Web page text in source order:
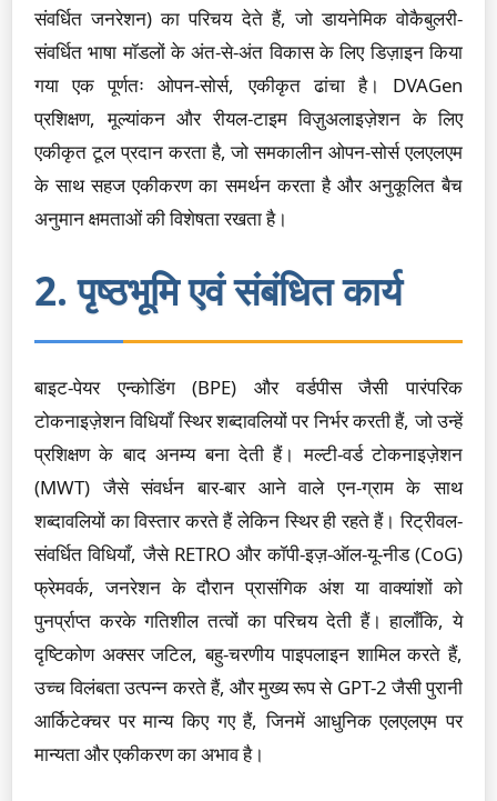
संवर्धित जनरेशन) का परिचय देते हैं, जो डायनेमिक वोकैबुलरी-
संवर्धित भाषा मॉडलों के अंत-से-अंत विकास के लिए डिज़ाइन किया
गया एक पूर्णतः ओपन-सोर्स, एकीकृत ढांचा है। DVAGen
प्रशिक्षण, मूल्यांकन और रीयल-टाइम विज़ुअलाइज़ेशन के लिए
एकीकृत टूल प्रदान करता है, जो समकालीन ओपन-सोर्स एलएलएम
के साथ सहज एकीकरण का समर्थन करता है और अनुकूलित बैच
अनुमान क्षमताओं की विशेषता रखता है।
2. पृष्ठभूमि एवं संबंधित कार्य
बाइट-पेयर एन्कोडिंग (BPE) और वर्डपीस जैसी पारंपरिक
टोकनाइज़ेशन विधियाँ स्थिर शब्दावलियों पर निर्भर करती हैं, जो उन्हें
प्रशिक्षण के बाद अनम्य बना देती हैं। मल्टी-वर्ड टोकनाइज़ेशन
(MWT) जैसे संवर्धन बार-बार आने वाले एन-ग्राम के साथ
शब्दावलियों का विस्तार करते हैं लेकिन स्थिर ही रहते हैं। रिट्रीवल-
संवर्धित विधियाँ, जैसे RETRO और कॉपी-इज़-ऑल-यू-नीड (CoG)
फ्रेमवर्क, जनरेशन के दौरान प्रासंगिक अंश या वाक्यांशों को
पुनर्प्राप्त करके गतिशील तत्वों का परिचय देती हैं। हालाँकि, ये
दृष्टिकोण अक्सर जटिल, बहु-चरणीय पाइपलाइन शामिल करते हैं,
उच्च विलंबता उत्पन्न करते हैं, और मुख्य रूप से GPT-2 जैसी पुरानी
आर्किटेक्चर पर मान्य किए गए हैं, जिनमें आधुनिक एलएलएम पर
मान्यता और एकीकरण का अभाव है।